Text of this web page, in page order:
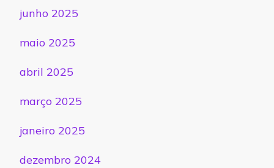
junho 2025
maio 2025
abril 2025
março 2025
janeiro 2025
dezembro 2024